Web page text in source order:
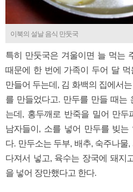
이북의 설날 음식 만둣국
특히 만둣국은 겨울이면 늘 먹는
때문에 한 번에 가족이 두어 달
만들어 두는데, 김 화백의 집에서
를 만들었다고. 만두를 만들 때는
는데, 홍두깨로 반죽을 밀어 만두
남자들이, 소를 넣어 만두를 빚는
다. 만두소는 두부, 배추, 숙주나물
다져서 넣고, 육수는 장국에 돼지
을 넣어 장만했다고 한다.